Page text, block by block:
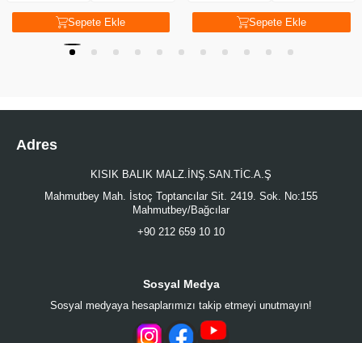
Sepete Ekle Sepete Ekle
Adres
KISIK BALIK MALZ.İNŞ.SAN.TİC.A.Ş
Mahmutbey Mah. İstoç Toptancılar Sit. 2419. Sok. No:155
Mahmutbey/Bağcılar
+90 212 659 10 10
Sosyal Medya
Sosyal medyaya hesaplarımızı takip etmeyi unutmayın!